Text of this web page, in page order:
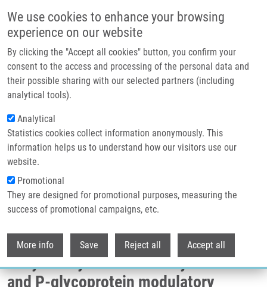
We use cookies to enhance your browsing
experience on our website
By clicking the "Accept all cookies" button, you confirm your
consent to the access and processing of the personal data and
their possible sharing with our selected partners (including
analytical tools).
Analytical
Statistics cookies collect information anonymously. This
information helps us to understand how our visitors use our
website.
Promotional
They are designed for promotional purposes, measuring the
success of promotional campaigns, etc.
More info Save Reject all Accept all
Header image
Drobečková navigace
Domů
New Derivatives Of Silybin And 2,3-dehydrosilybin And Their Cytotoxic
And P-glycoprotein Modulatory Activity
New derivatives of silybin and 2,3-
dehydrosilybin and their cytotoxic
and P-glycoprotein modulatory